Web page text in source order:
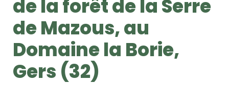
de la forêt de la Serre
de Mazous, au
Domaine la Borie,
Gers (32)